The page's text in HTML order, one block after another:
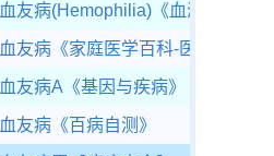
血友病(Hemophilia) 《血液病学》
血友病 《家庭医学百科-医疗康复篇
血友病A 《基因与疾病》
血友病 《百病自测》